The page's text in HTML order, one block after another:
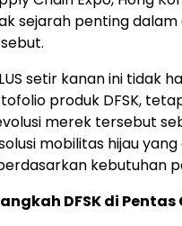
sejarah penting dalam
setir kanan ini tidak
produk DFSK,
merek tersebut
mobilitas hijau
kebutuhan
DFSK di Pentas